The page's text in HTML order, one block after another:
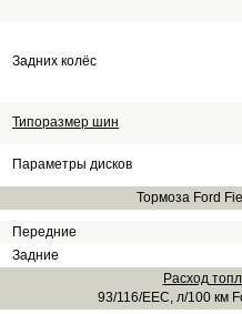
Задних колёс
Типоразмер шин
Параметры дисков
Тормоза Ford
Передние
Задние
Расход
93/116/EEC, л/100 км